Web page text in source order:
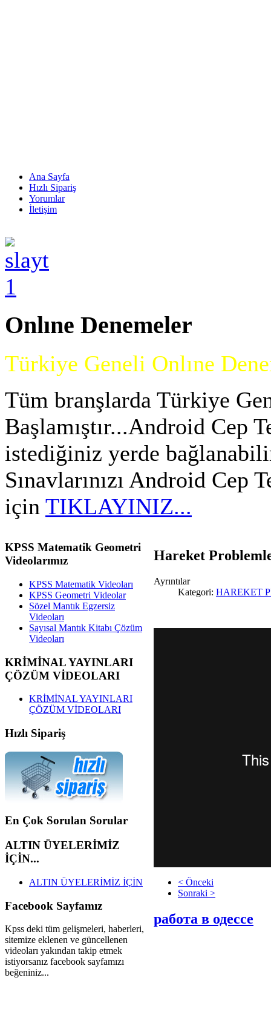
Ana Sayfa
Hızlı Sipariş
Yorumlar
İletişim
Onlıne Denemeler
Türkiye Geneli Onlıne
Tüm branşlarda Türkiye
Başlamıştır...Android Cep
istediğiniz yerde
Sınavlarınızı Android
için TIKLAYINIZ...
KPSS Matematik Geometri
Videolarımız
KPSS Matematik Videoları
KPSS Geometri Videolar
Sözel Mantık Egzersiz
Videoları
Sayısal Mantık Kitabı Çözüm
Videoları
KRİMİNALYAYINLARI
ÇÖZÜM VİDEOLARI
KRİMİNAL YAYINLARI
ÇÖZÜM VİDEOLARI
Hızlı Sipariş
En Çok Sorulan Sorular
ALTIN ÜYELERİMİZ
İÇİN...
ALTIN ÜYELERİMİZ İÇİN
Facebook Sayfamız
Kpss deki tüm gelişmeleri, haberleri,
sitemize eklenen ve güncellenen
videoları yakından takip etmek
istiyorsanız facebook sayfamızı
beğeniniz...
Hareket
Ayrıntılar
Kategori: HAREKET
< Önceki
Sonraki >
работа в одессе